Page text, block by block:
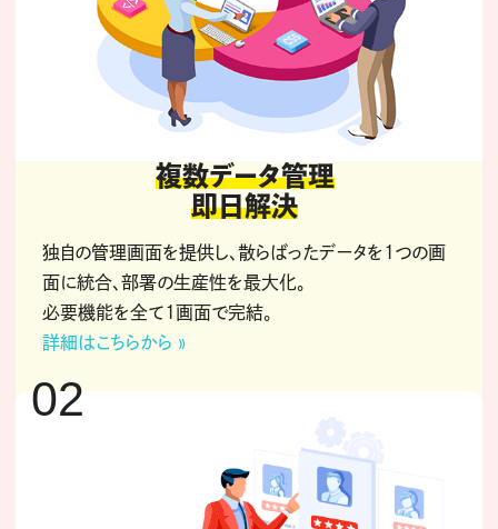
複数データ管理
即日解決
独自の管理画面を提供し、散らばったデータを1つの画
面に統合、部署の生産性を最大化。
必要機能を全て1画面で完結。
詳細はこちらから »
02